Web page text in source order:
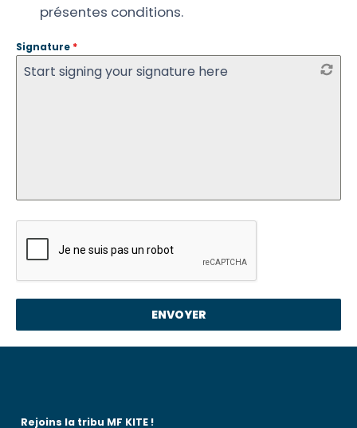
présentes conditions.
Signature *
Start signing your signature here
ENVOYER
Rejoins la tribu MF KITE !